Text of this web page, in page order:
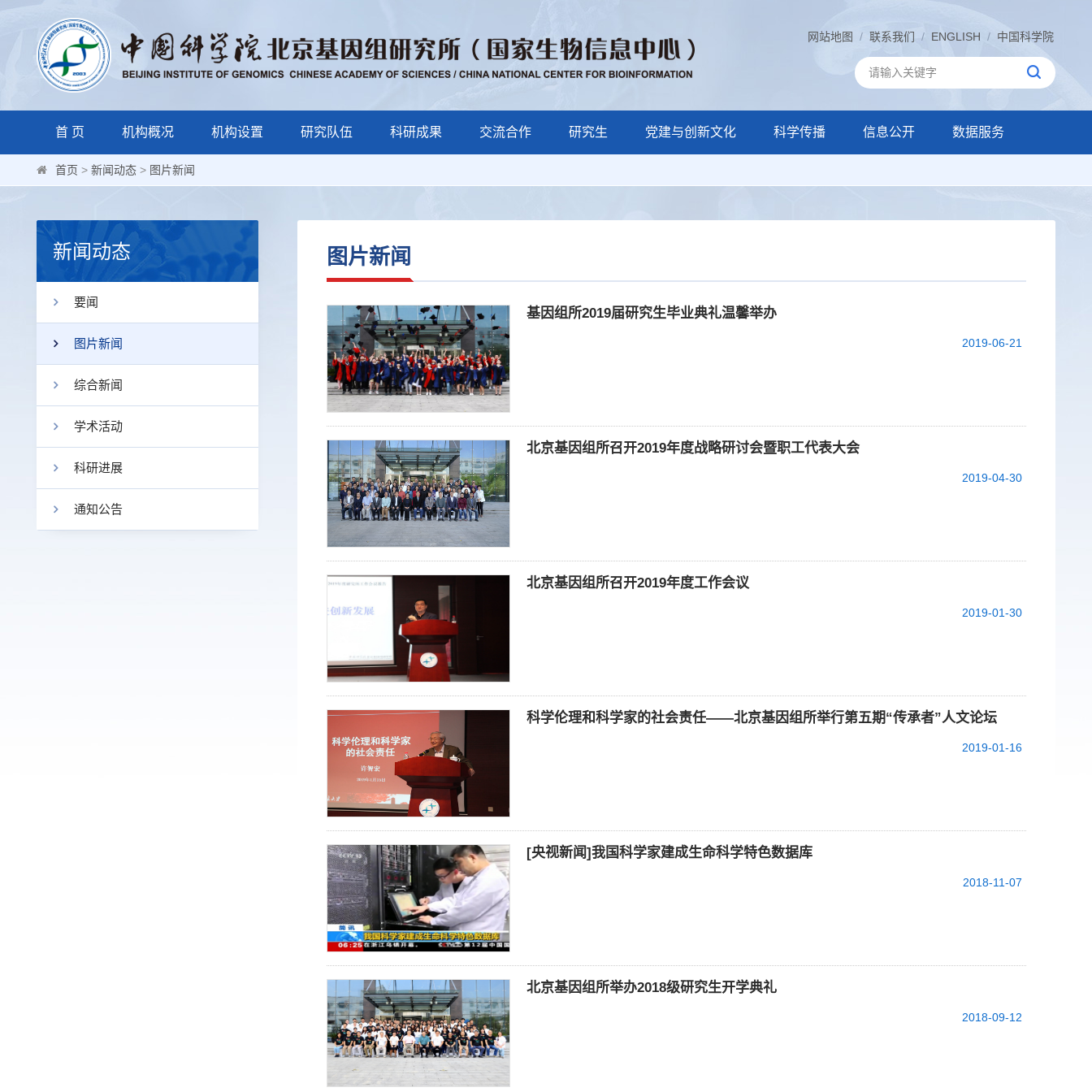
网站地图 / 联系我们 / ENGLISH / 中国科学院
首 页 机构概况 机构设置 研究队伍 科研成果 交流合作 研究生 党建与创新文化 科学传播 信息公开 数据服务
首页 > 新闻动态 > 图片新闻
新闻动态
要闻
图片新闻
综合新闻
学术活动
科研进展
通知公告
图片新闻
基因组所2019届研究生毕业典礼温馨举办
2019-06-21
北京基因组所召开2019年度战略研讨会暨职工代表大会
2019-04-30
北京基因组所召开2019年度工作会议
2019-01-30
科学伦理和科学家的社会责任——北京基因组所举行第五期“传承者”人文论坛
2019-01-16
[央视新闻]我国科学家建成生命科学特色数据库
2018-11-07
北京基因组所举办2018级研究生开学典礼
2018-09-12